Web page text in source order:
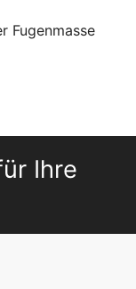
Fugenmasse
Ihre